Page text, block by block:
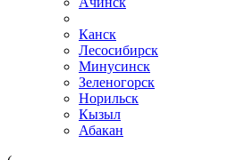
Канск
Лесосибирск
Минусинск
Зеленогорск
Норильск
Кызыл
Абакан